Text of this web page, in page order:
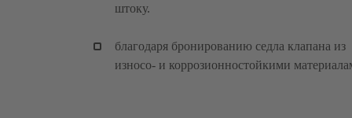
штоку.
благодаря бронированию седла клапана из
износо- и коррозионностойкими